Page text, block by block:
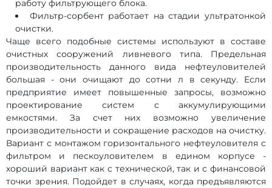
работу фильтрующего блока.
Фильтр-сорбент работает на стадии ультратонкой
очистки.
Чаще всего подобные системы используют в составе
очистных сооружений ливневого типа. Предельная
производительность данного вида нефтеуловителей
большая - они очищают до сотни л в секунду. Если
предприятие имеет повышенные запросы, возможно
проектирование систем с аккумулирующими
емкостями. За счет них возможно увеличение
производительности и сокращение расходов на очистку.
Вариант с монтажом горизонтального нефтеуловителя с
фильтром и пескоуловителем в едином корпусе -
хороший вариант как с технической, так и с финансовой
точки зрения. Подойдет в случаях, когда предъявляются